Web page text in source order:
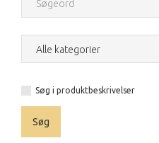
Søg i produktbeskrivelser